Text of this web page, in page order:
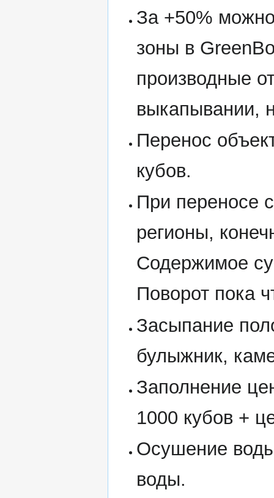
За +50%
зоны в
производные
выкапывании,
Перенос
кубов.
При переносе
регионы,
Содержимое
Поворот пока
Засыпание
булыжник,
Заполнение
1000 кубов +
Осушение
воды.